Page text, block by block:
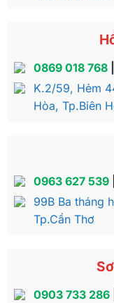
0869 018 768|
K.2/59, Hẻm
Hòa, Tp.Biên
0963 627 539|
99B Ba tháng
Tp.Cần Thơ
0903 733 286|